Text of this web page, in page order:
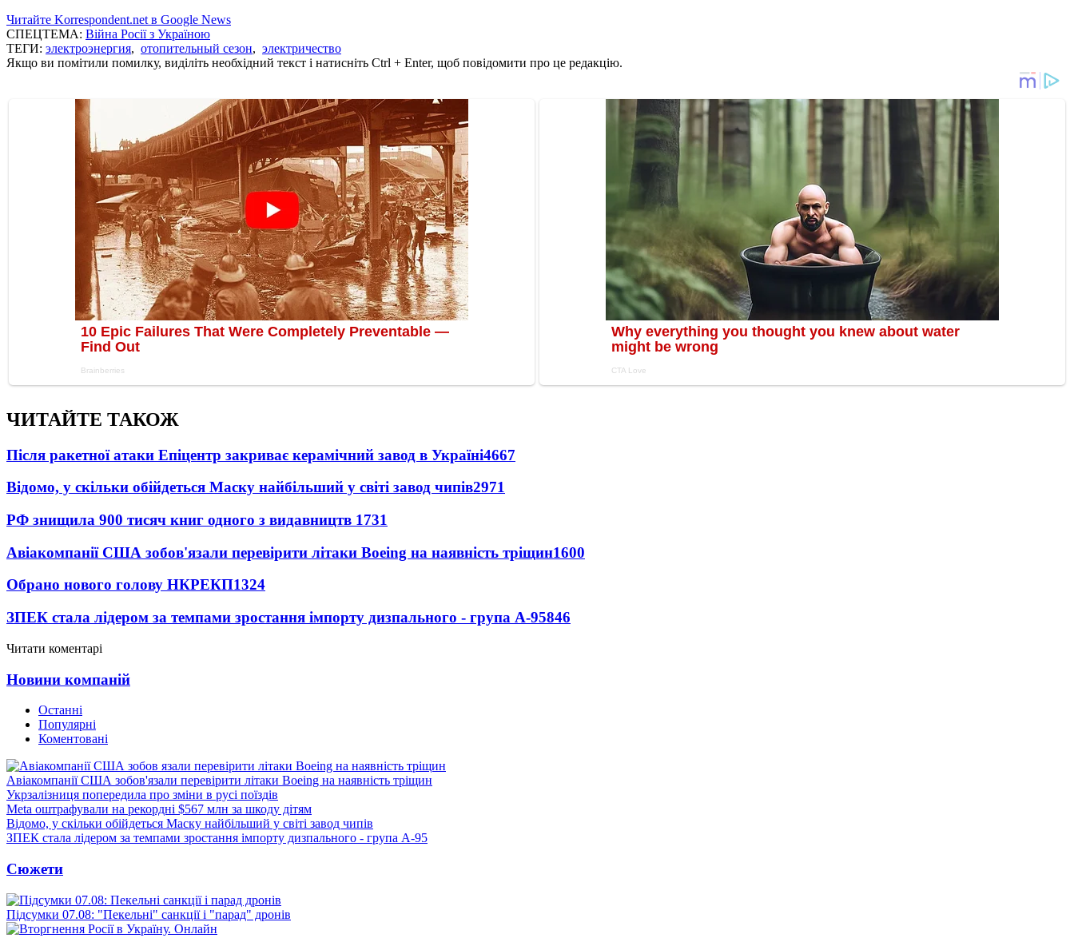
Читайте Korrespondent.net в Google News
СПЕЦТЕМА: Війна Росії з Україною
ТЕГИ: электроэнергия, отопительный сезон, электричество
Якщо ви помітили помилку, виділіть необхідний текст і натисніть Ctrl + Enter, щоб повідомити про це редакцію.
ЧИТАЙТЕ ТАКОЖ
Після ракетної атаки Епіцентр закриває керамічний завод в Україні4667
Відомо, у скільки обійдеться Маску найбільший у світі завод чипів2971
РФ знищила 900 тисяч книг одного з видавництв 1731
Авіакомпанії США зобов'язали перевірити літаки Boeing на наявність тріщин1600
Обрано нового голову НКРЕКП1324
ЗПЕК стала лідером за темпами зростання імпорту дизпального - група А-95846
Читати коментарі
Новини компаній
Останні
Популярні
Коментовані
Авіакомпанії США зобов'язали перевірити літаки Boeing на наявність тріщин
Укрзалізниця попередила про зміни в русі поїздів
Meta оштрафували на рекордні $567 млн за шкоду дітям
Відомо, у скільки обійдеться Маску найбільший у світі завод чипів
ЗПЕК стала лідером за темпами зростання імпорту дизпального - група А-95
Сюжети
Підсумки 07.08: "Пекельні" санкції і "парад" дронів